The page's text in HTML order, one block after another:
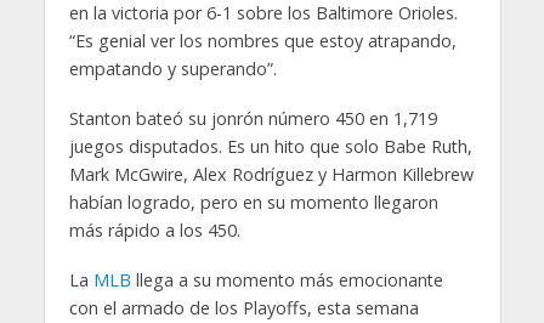
en la victoria por 6-1 sobre los Baltimore Orioles.
“Es genial ver los nombres que estoy atrapando,
empatando y superando”.
Stanton bateó su jonrón número 450 en 1,719
juegos disputados. Es un hito que solo Babe Ruth,
Mark McGwire, Alex Rodríguez y Harmon Killebrew
habían logrado, pero en su momento llegaron
más rápido a los 450.
La MLB llega a su momento más emocionante
con el armado de los Playoffs, esta semana